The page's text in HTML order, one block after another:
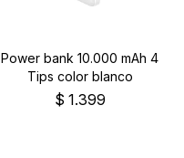
Power bank 10.000 mAh 4
Tips color blanco
$ 1.399